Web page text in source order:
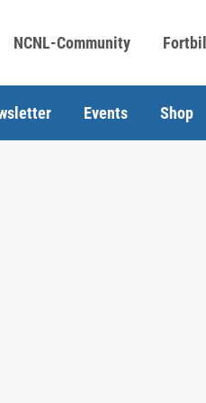
NCNL-Community
Events Shop